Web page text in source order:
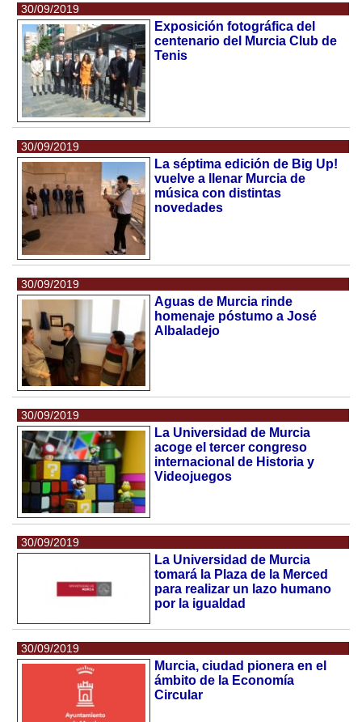
30/09/2019
Exposición fotográfica del
centenario del Murcia Club de
Tenis
30/09/2019
La séptima edición de Big Up!
vuelve a llenar Murcia de
música con distintas
novedades
30/09/2019
Aguas de Murcia rinde
homenaje póstumo a José
Albaladejo
30/09/2019
La Universidad de Murcia
acoge el tercer congreso
internacional de Historia y
Videojuegos
30/09/2019
La Universidad de Murcia
tomará la Plaza de la Merced
para realizar un lazo humano
por la igualdad
30/09/2019
Murcia, ciudad pionera en el
ámbito de la Economía
Circular